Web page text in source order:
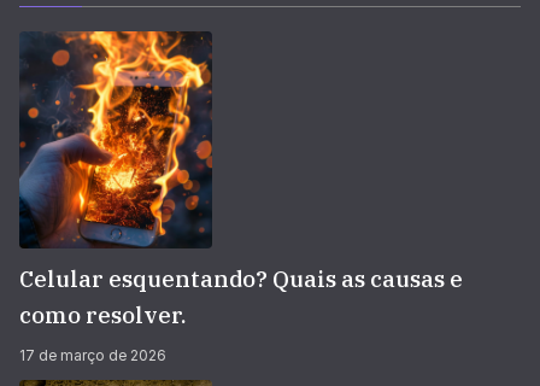
Celular esquentando? Quais as causas e
como resolver.
17 de março de 2026